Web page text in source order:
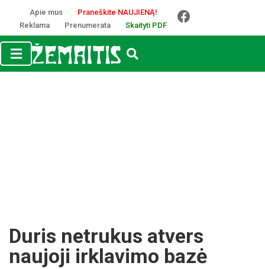
Apie mus
Praneškite NAUJIENĄ!
Reklama
Prenumerata Skaityti PDF
Duris netrukus atvers
naujoji irklavimo bazė